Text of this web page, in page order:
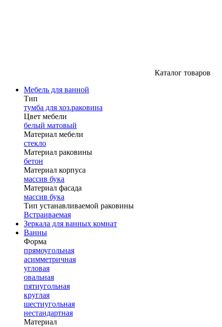
Каталог товаров
Мебель для ванной
Тип
тумба для хоз.раковина
Цвет мебели
белый матовый
Материал мебели
стекло
Материал раковины
бетон
Материал корпуса
массив бука
Материал фасада
массив бука
Тип устанавливаемой раковины
Встраиваемая
Зеркала для ванных комнат
Ванны
Форма
прямоугольная
асимметричная
угловая
овальная
пятиугольная
круглая
шестиугольная
нестандартная
Материал